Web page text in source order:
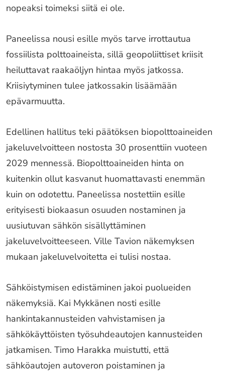
nopeaksi toimeksi siitä ei ole.
Paneelissa nousi esille myös tarve irrottautua
fossiilista polttoaineista, sillä geopoliittiset kriisit
heiluttavat raakaöljyn hintaa myös jatkossa.
Kriisiytyminen tulee jatkossakin lisäämään
epävarmuutta.
Edellinen hallitus teki päätöksen biopolttoaineiden
jakeluvelvoitteen nostosta 30 prosenttiin vuoteen
2029 mennessä. Biopolttoaineiden hinta on
kuitenkin ollut kasvanut huomattavasti enemmän
kuin on odotettu. Paneelissa nostettiin esille
erityisesti biokaasun osuuden nostaminen ja
uusiutuvan sähkön sisällyttäminen
jakeluvelvoitteeseen. Ville Tavion näkemyksen
mukaan jakeluvelvoitetta ei tulisi nostaa.
Sähköistymisen edistäminen jakoi puolueiden
näkemyksiä. Kai Mykkänen nosti esille
hankintakannusteiden vahvistamisen ja
sähkökäyttöisten työsuhdeautojen kannusteiden
jatkamisen. Timo Harakka muistutti, että
sähköautojen autoveron poistaminen ja